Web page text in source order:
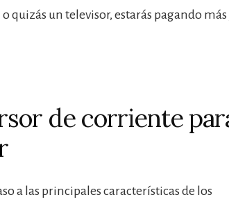
quizás un televisor, estarás pagando
de corriente
a las principales características de los